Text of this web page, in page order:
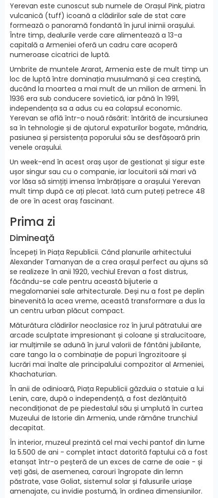
Yerevan este cunoscut sub numele de Orașul Pink, piatra
vulcanică (tuff) icoană a clădirilor sale de stat care
formează o panoramă fondantă în jurul inimii orașului.
Între timp, dealurile verde care alimentează a 13-a
capitală a Armeniei oferă un cadru care acoperă
numeroase cicatrici de luptă.
Umbrite de muntele Ararat, Armenia este de mult timp un
loc de luptă între dominația musulmană și cea creștină,
ducând la moartea a mai mult de un milion de armeni. În
1936 era sub conducere sovietică, iar până în 1991,
independența sa a adus cu ea colapsul economic.
Yerevan se află într-o nouă răsărit: întărită de incursiunea
sa în tehnologie și de ajutorul expaturilor bogate, mândria,
pasiunea și persistența poporului său se desfășoară prin
venele orașului.
Un week-end în acest oraș ușor de gestionat și sigur este
ușor singur sau cu o companie, iar locuitorii săi mari vă
vor lăsa să simțiți imensa îmbrățișare a orașului Yerevan
mult timp după ce ați plecat. Iată cum puteți petrece 48
de ore în acest oraș fascinant.
Prima zi
Dimineaţă
Începeți în Piața Republicii. Când planurile arhitectului
Alexander Tamanyan de a crea orașul perfect au ajuns să
se realizeze în anii 1920, vechiul Erevan a fost distrus,
făcându-se cale pentru această bijuterie a
megalomaniei sale arhitecturale. Deși nu a fost pe deplin
binevenită la acea vreme, această transformare a dus la
un centru urban plăcut compact.
Măturătura clădirilor neoclasice roz în jurul pătratului are
arcade sculptate impresionant și coloane și stralucitoare,
iar mulțimile se adună în jurul valorii de fântâni jubilante,
care tango la o combinație de popuri îngrozitoare și
lucrări mai înalte ale principalului compozitor al Armeniei,
Khachaturian.
În anii de odinioară, Piața Republicii găzduia o statuie a lui
Lenin, care, după o independență, a fost dezlănțuită
necondiționat de pe piedestalul său și umplută în curtea
Muzeului de Istorie din Armenia, unde rămâne trunchiul
decapitat.
În interior, muzeul prezintă cel mai vechi pantof din lume
la 5.500 de ani - complet intact datorită faptului că a fost
etanșat într-o peșteră de un exces de carne de oaie - și
veți găsi, de asemenea, carouri îngropate din lemn
păstrate, vase Goliat, sistemul solar și falusurile uriașe
amenajate, cu invidie postumă, în ordinea dimensiunilor.